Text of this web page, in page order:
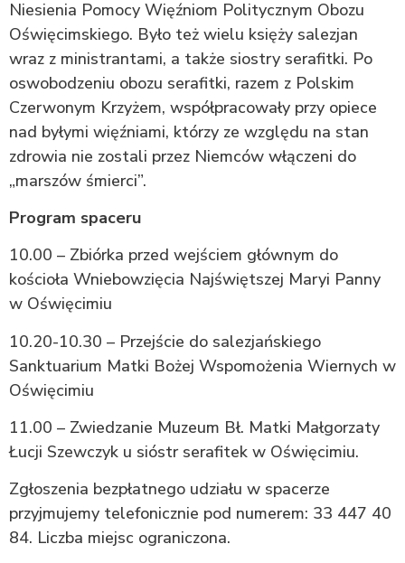
Niesienia Pomocy Więźniom Politycznym Obozu
Oświęcimskiego. Było też wielu księży salezjan
wraz z ministrantami, a także siostry serafitki. Po
oswobodzeniu obozu serafitki, razem z Polskim
Czerwonym Krzyżem, współpracowały przy opiece
nad byłymi więźniami, którzy ze względu na stan
zdrowia nie zostali przez Niemców włączeni do
„marszów śmierci”.
Program spaceru
10.00 – Zbiórka przed wejściem głównym do
kościoła Wniebowzięcia Najświętszej Maryi Panny
w Oświęcimiu
10.20-10.30 – Przejście do salezjańskiego
Sanktuarium Matki Bożej Wspomożenia Wiernych w
Oświęcimiu
11.00 – Zwiedzanie Muzeum Bł. Matki Małgorzaty
Łucji Szewczyk u sióstr serafitek w Oświęcimiu.
Zgłoszenia bezpłatnego udziału w spacerze
przyjmujemy telefonicznie pod numerem: 33 447 40
84. Liczba miejsc ograniczona.